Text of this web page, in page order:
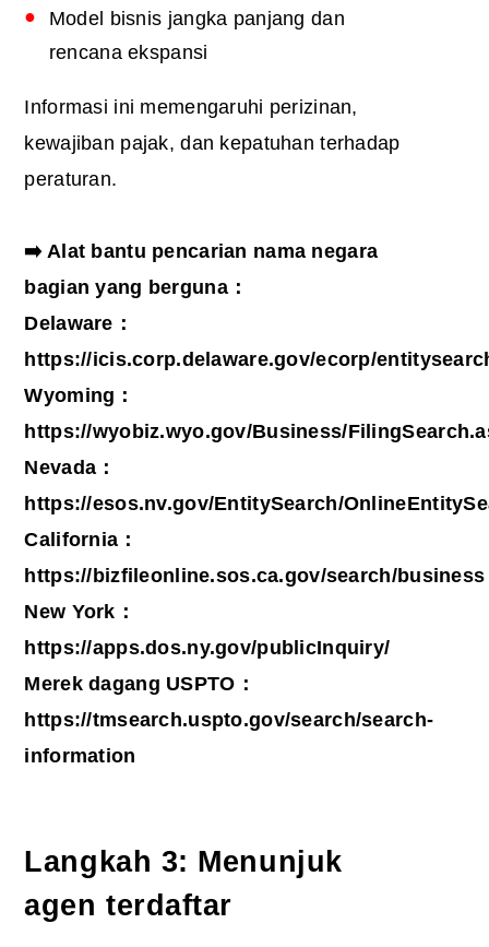
Model bisnis jangka panjang dan
rencana ekspansi
Informasi ini memengaruhi perizinan,
kewajiban pajak, dan kepatuhan terhadap
peraturan.
➡️ Alat bantu pencarian nama negara
bagian yang berguna：
Delaware：
https://icis.corp.delaware.gov/ecorp/
Wyoming：
https://wyobiz.wyo.gov/Business/
Nevada：
https://esos.nv.gov/EntitySearch/
California：
https://bizfileonline.sos.ca.gov/search/business
New York：
https://apps.dos.ny.gov/publicInquiry/
Merek dagang USPTO：
https://tmsearch.uspto.gov/search/search-
information
Langkah 3: Menunjuk
agen terdaftar